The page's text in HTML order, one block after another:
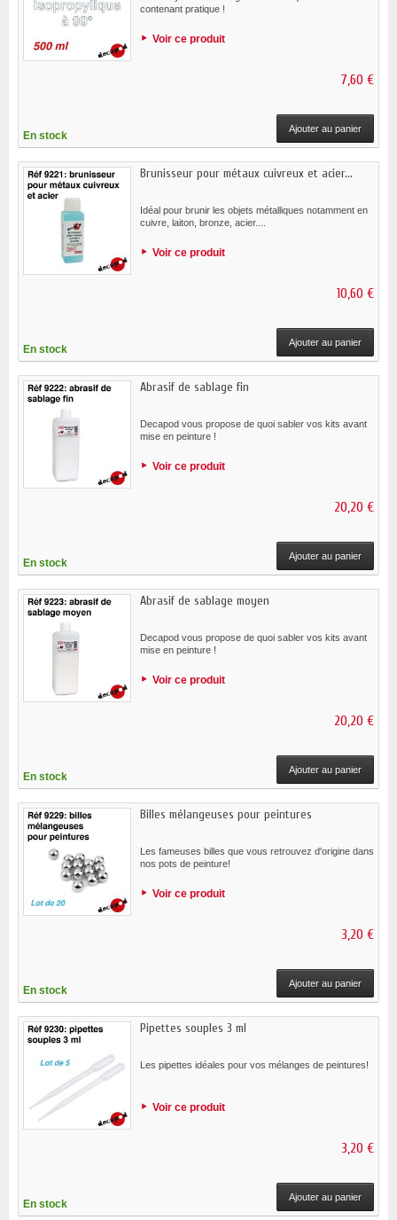
contenant pratique !
Voir ce produit
7,60 €
En stock
Ajouter au panier
Brunisseur pour métaux cuivreux et acier...
Idéal pour brunir les objets métalliques notamment en
cuivre, laiton, bronze, acier....
Voir ce produit
10,60 €
En stock
Ajouter au panier
Abrasif de sablage fin
Decapod vous propose de quoi sabler vos kits avant
mise en peinture !
Voir ce produit
20,20 €
En stock
Ajouter au panier
Abrasif de sablage moyen
Decapod vous propose de quoi sabler vos kits avant
mise en peinture !
Voir ce produit
20,20 €
En stock
Ajouter au panier
Billes mélangeuses pour peintures
Les fameuses billes que vous retrouvez d'origine dans
nos pots de peinture!
Voir ce produit
3,20 €
En stock
Ajouter au panier
Pipettes souples 3 ml
Les pipettes idéales pour vos mélanges de peintures!
Voir ce produit
3,20 €
En stock
Ajouter au panier